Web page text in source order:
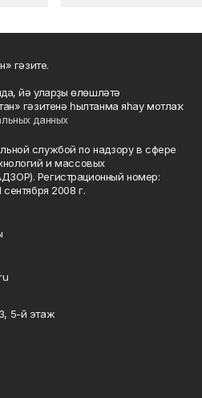
гәзите.
йә уларҙы өлөшләтә
гәзитенә һылтанма яһау мотлаҡ.
данных
службой по надзору в сфере
и массовых
Регистрационный номер:
2008 г.
5-й этаж